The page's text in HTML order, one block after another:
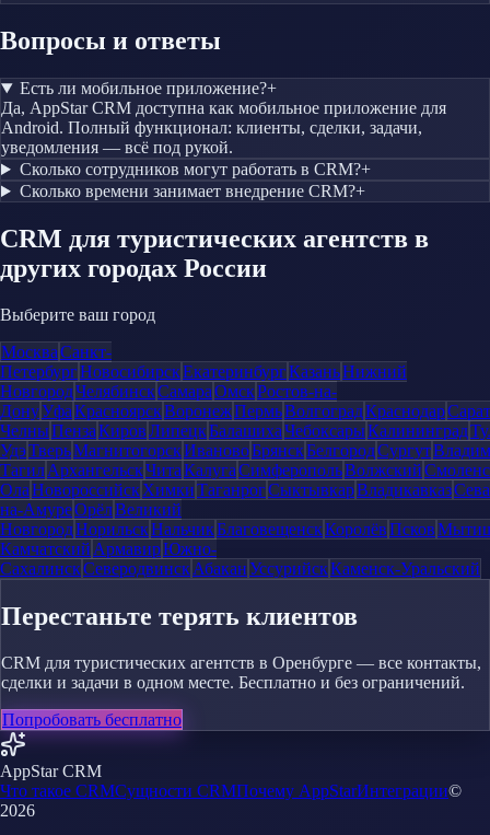
Вопросы и ответы
Есть ли мобильное приложение?+
Да, AppStar CRM доступна как мобильное приложение для
Android. Полный функционал: клиенты, сделки, задачи,
уведомления — всё под рукой.
Сколько сотрудников могут работать в CRM?+
Сколько времени занимает внедрение CRM?+
CRM для туристических агентств в
других городах России
Выберите ваш город
МоскваСанкт-
ПетербургНовосибирскЕкатеринбургКазаньНижний
НовгородЧелябинскСамараОмскРостов-на-
ДонуУфаКрасноярскВоронежПермьВолгоградКраснодар
ЧелныПензаКировЛипецкБалашихаЧебоксарыКалининград
УдэТверьМагнитогорскИвановоБрянскБелгородСургут
ТагилАрхангельскЧитаКалугаСимферопольВолжский
ОлаНовороссийскХимкиТаганрогСыктывкарВладикавказ
на-АмуреОрёлВеликий
НовгородНорильскНальчикБлаговещенскКоролёвПсков
Камчатский АрмавирЮжно-
СахалинскСеверодвинскАбаканУссурийскКаменск-Уральский
Перестаньте терять клиентов
CRM для туристических агентств в Оренбурге — все контакты,
сделки и задачи в одном месте. Бесплатно и без ограничений.
Попробовать бесплатно
AppStar CRM
Что такое CRMСущности CRMПочему AppStarИнтеграции©
2026